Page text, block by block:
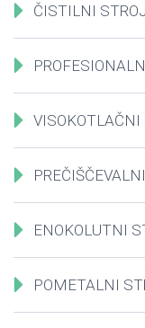
ČISTILNI
VISOKOTLAČNI
ENOKOLUTNI
POMETALNI